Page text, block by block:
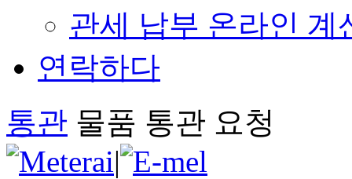
관세 납부 온라인 계
연락하다
통관 물품 통관 요청
|